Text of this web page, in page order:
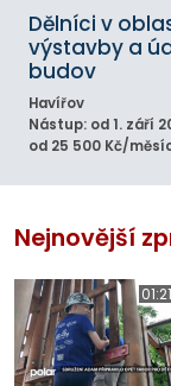
Dělníci v
výstavby a
budov
Havířov
Nástup: od 1. září
od 25 500 Kč/
Nejnovější
01:21